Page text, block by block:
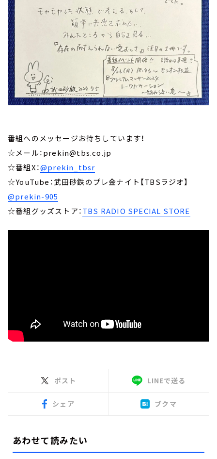
番組へのメッセージお待ちしています！
☆メール：prekin@tbs.co.jp
☆番組X：@prekin_tbsr
☆YouTube：武田砂鉄のプレ金ナイト【TBSラジオ】
@prekin-905
☆番組グッズストア：TBS RADIO SPECIAL STORE
ポスト LINEで送る
シェア ブクマ
あわせて読みたい